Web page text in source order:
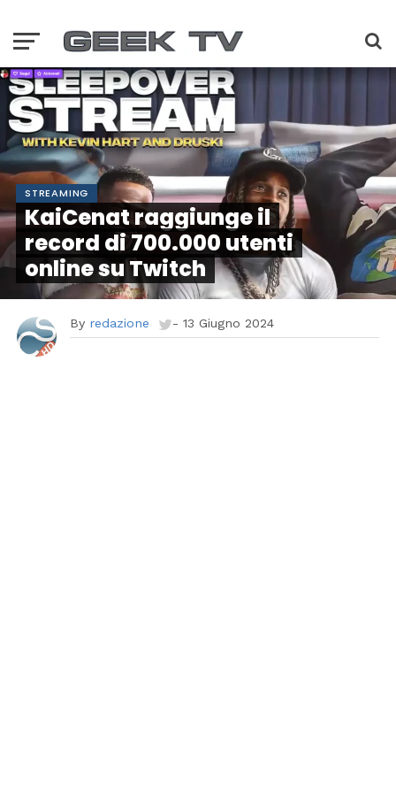
STREAMING
KaiCenat raggiunge il
record di 700.000 utenti
online su Twitch
By redazione - 13 Giugno 2024